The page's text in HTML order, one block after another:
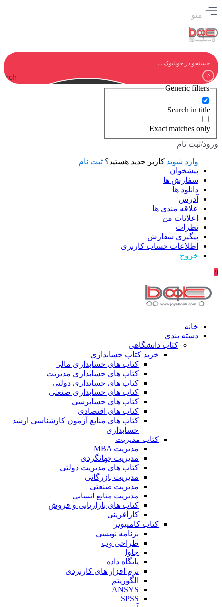
منو
Generic filters
Search in title
Exact matches only
ورود/ثبت نام
وارد شوید کاربر جدید هستید؟ ثبت نام
پیشخوان
سفارش ها
دانلود ها
آدرس
علاقه مندی ها
اعلانات من
نظرات
پیگیری سفارش
اطلاعات حساب كاربری
خروج
0
خانه
دسته بندی
کتاب دانشگاهی
خرید کتاب حسابداری
کتاب های حسابداری مالی
کتاب های حسابداری مدیریت
کتاب های حسابداری دولتی
کتاب های حسابداری صنعتی
کتاب های حسابرسی
کتاب های اقتصادی
کتاب های منابع آزمون کارشناسی ارشد
حسابداری
کتاب مدیریت
مدیریت MBA
مدیریت جهانگردی
کتاب های مدیریت دولتی
مدیریت بازرگانی
مدیریت صنعتی
مدیریت منابع انسانی
کتاب های بازاریابی و فروش
کارآفرینی
کتاب کامپیوتر
برنامه نویسی
طراحی وب
جاوا
پایگاه داده
نرم افزار های کاربردی
الگوریتم
ANSYS
SPSS